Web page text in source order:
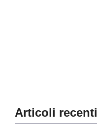
Articoli recenti